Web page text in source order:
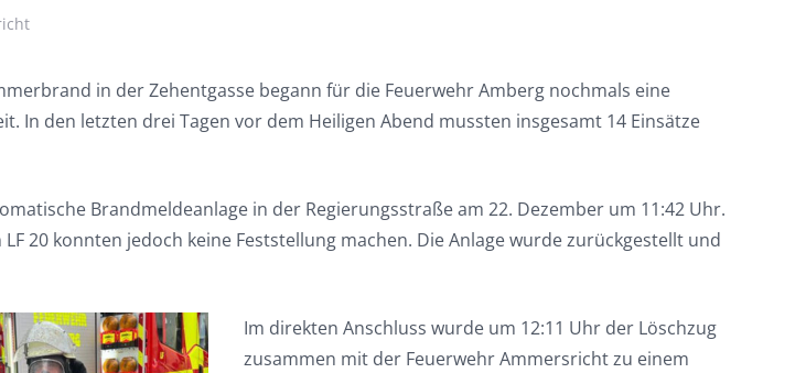
in der Zehentgasse begann für die Feuerwehr Amberg nochmals eine
In den letzten drei Tagen vor dem Heiligen Abend mussten insgesamt 14 Einsätze
Brandmeldeanlage in der Regierungsstraße am 22. Dezember um 11:42 Uhr.
20 konnten jedoch keine Feststellung machen. Die Anlage wurde zurückgestellt und
Im direkten Anschluss wurde um 12:11 Uhr der Löschzug
zusammen mit der Feuerwehr Ammersricht zu einem